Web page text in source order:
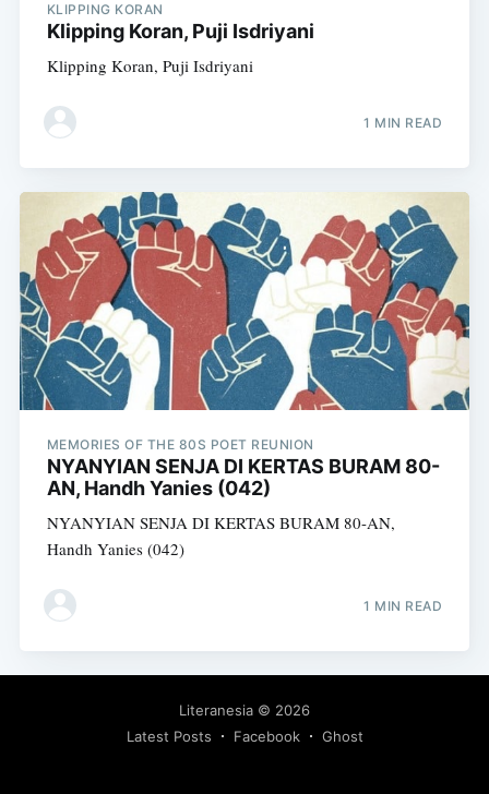
KLIPPING KORAN
Klipping Koran, Puji Isdriyani
Klipping Koran, Puji Isdriyani
1 MIN READ
MEMORIES OF THE 80S POET REUNION
NYANYIAN SENJA DI KERTAS BURAM 80-
AN, Handh Yanies (042)
NYANYIAN SENJA DI KERTAS BURAM 80-AN,
Handh Yanies (042)
1 MIN READ
Literanesia © 2026
Latest Posts
Facebook Ghost